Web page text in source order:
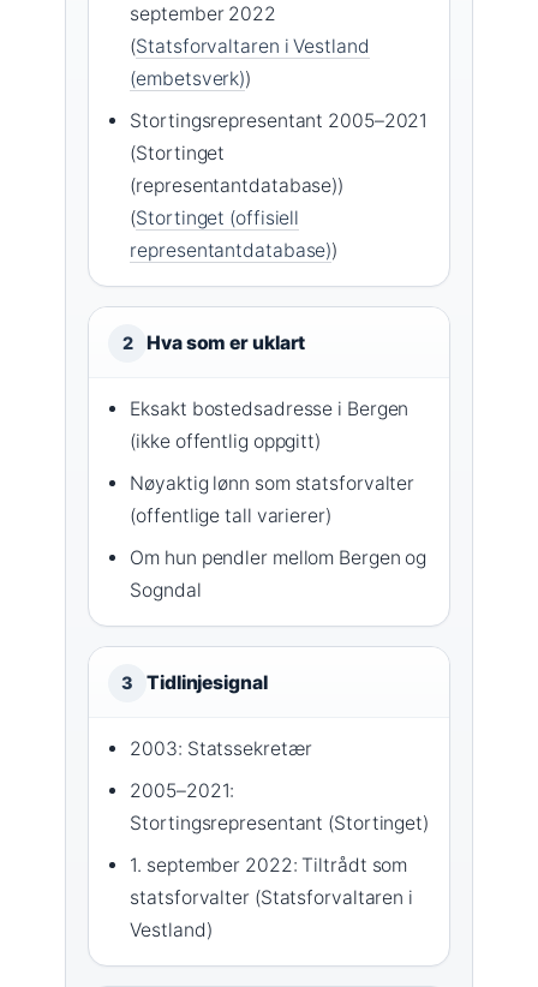
september 2022
(Statsforvaltaren i Vestland
(embetsverk))
Stortingsrepresentant 2005–2021
(Stortinget
(representantdatabase))
(Stortinget (offisiell
representantdatabase))
2 Hva som er uklart
Eksakt bostedsadresse i Bergen
(ikke offentlig oppgitt)
Nøyaktig lønn som statsforvalter
(offentlige tall varierer)
Om hun pendler mellom Bergen og
Sogndal
3 Tidlinjesignal
2003: Statssekretær
2005–2021:
Stortingsrepresentant (Stortinget)
1. september 2022: Tiltrådt som
statsforvalter (Statsforvaltaren i
Vestland)